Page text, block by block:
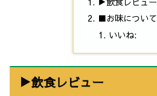
■お味について
いいね:
▶飲食レビュー